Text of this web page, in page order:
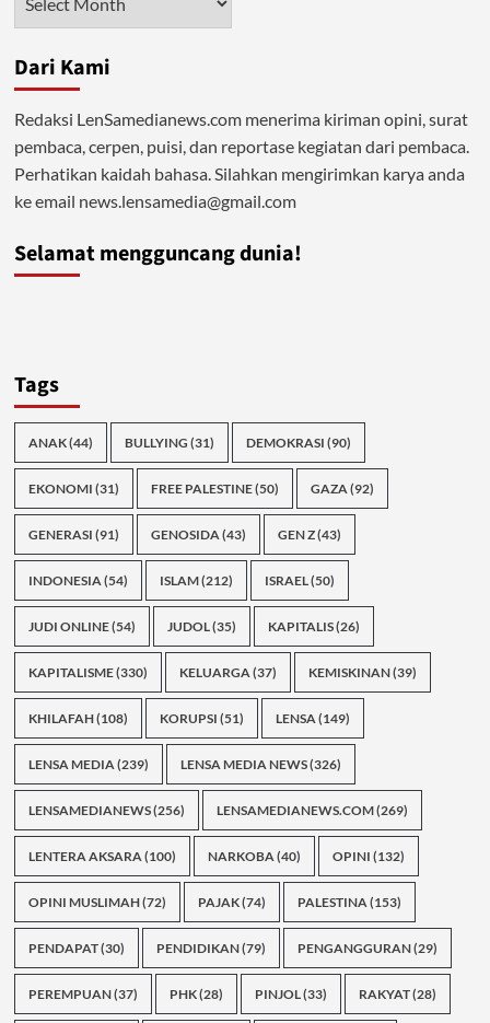
Dari Kami
Redaksi LenSamedianews.com menerima kiriman opini, surat
pembaca, cerpen, puisi, dan reportase kegiatan dari pembaca.
Perhatikan kaidah bahasa. Silahkan mengirimkan karya anda
ke email news.lensamedia@gmail.com
Selamat mengguncang dunia!
Tags
ANAK(44) BULLYING (31) DEMOKRASI (90)
EKONOMI (31) FREE PALESTINE(50) GAZA(92)
GENERASI (91) GENOSIDA(43) GEN Z(43)
INDONESIA(54) ISLAM(212) ISRAEL(50)
JUDI ONLINE(54) JUDOL(35) KAPITALIS(26)
KAPITALISME(330) KELUARGA(37) KEMISKINAN(39)
KHILAFAH(108) KORUPSI (51) LENSA(149)
LENSA MEDIA(239) LENSA MEDIA NEWS(326)
LENSAMEDIANEWS(256) LENSAMEDIANEWS.COM(269)
LENTERA AKSARA(100) NARKOBA(40) OPINI (132)
OPINI MUSLIMAH(72) PAJAK(74) PALESTINA(153)
PENDAPAT(30) PENDIDIKAN(79) PENGANGGURAN(29)
PEREMPUAN(37) PHK(28) PINJOL(33) RAKYAT(28)